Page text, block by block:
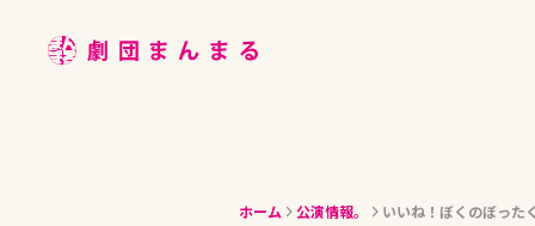
ABOUT
ホーム 公演情報。 いいね！ぼくのぼった